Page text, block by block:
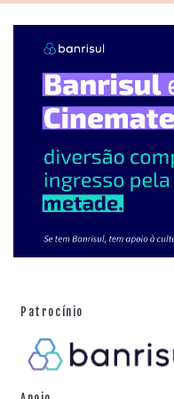
medida que vai
Shock – Diversão
como um dos
Fonseca ainda
embate entre o antigo
colonialistas que
sermos originados
que fôssemos mais
pré-colombiana é
não foi tão
maior, que era ampliar
Patrocínio